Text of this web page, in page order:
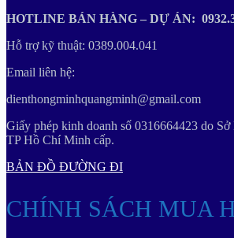
HOTLINE BÁN HÀNG – DỰ ÁN:
Hỗ trợ kỹ thuật: 0389.004.041
Email liên hệ:
dienthongminhquangminh@gmail.com
Giấy phép kinh doanh số 0316664423 do
TP Hồ Chí Minh cấp.
BẢN ĐỒ ĐƯỜNG ĐI
CHÍNH SÁCH MUA